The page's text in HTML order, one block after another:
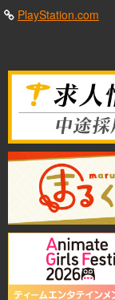
PlayStation.com